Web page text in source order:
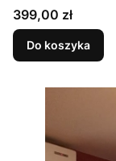
Cena
399,00 zł
Do koszyka